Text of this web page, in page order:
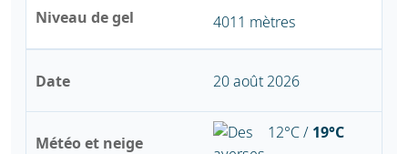
Niveau de gel 4011 mètres
Date
Météo et neige
20 août 2026
12°C / 19°C